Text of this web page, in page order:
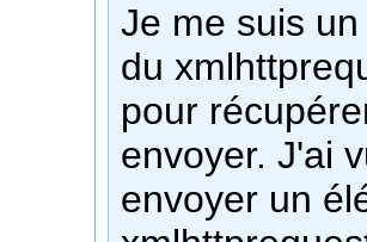
Je me suis
du
pour
envoyer. J'ai
envoyer un